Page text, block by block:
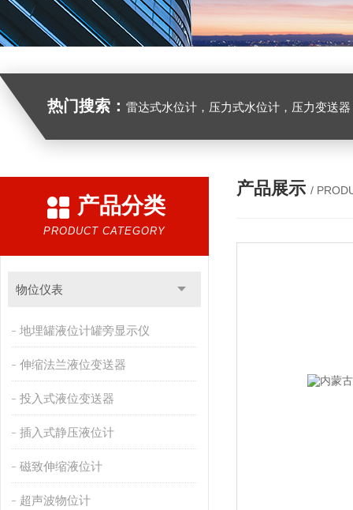
热门搜索： 雷达式水位计，压力式水位计，压力变送器
产品分类
PRODUCT CATEGORY
物位仪表
地埋罐液位计罐旁显示仪
伸缩法兰液位变送器
投入式液位变送器
插入式静压液位计
磁致伸缩液位计
超声波物位计
产品展示 /